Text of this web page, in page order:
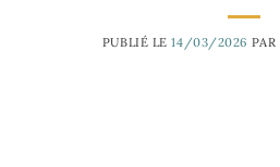
PUBLIÉ LE14/03/2026 PAR